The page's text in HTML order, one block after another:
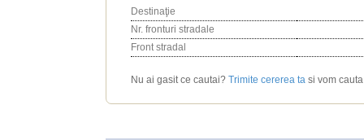
Destinaţie
Nr. fronturi stradale
Front stradal
Nu ai gasit ce cautai? Trimite cererea ta si vom